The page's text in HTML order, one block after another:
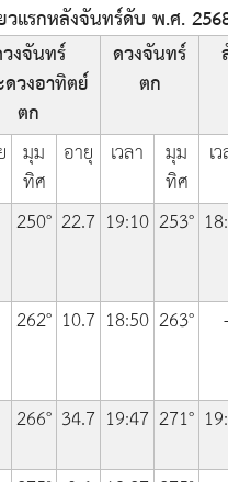
วแรกหลังจันทร์ดับ พ.ศ.
งจันทร์
วงอาทิตย์
ตก
ดวงจันทร์
ตก
มุม
ทิศ
อายุ เวลา มุม
ทิศ
เ
250° 22.7 19:10 253°
262° 10.7 18:50 263° -
266° 34.7 19:47 271°